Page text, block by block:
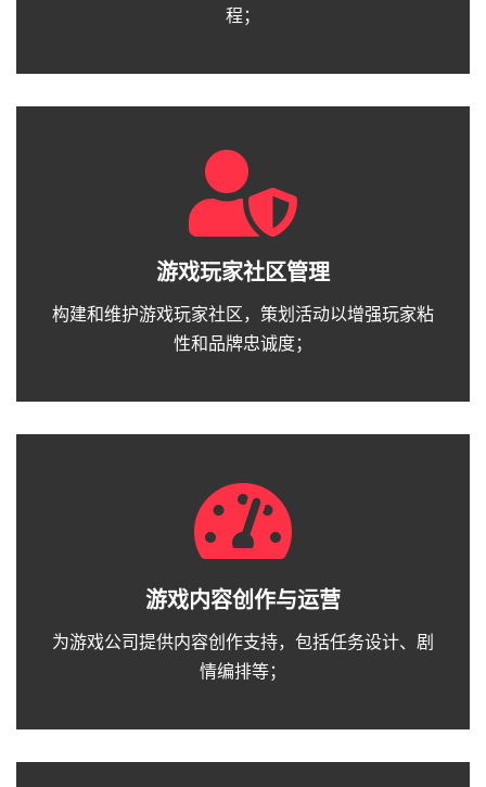
程；
游戏玩家社区管理
构建和维护游戏玩家社区，策划活动以增强玩家粘
性和品牌忠诚度；
游戏内容创作与运营
为游戏公司提供内容创作支持，包括任务设计、剧
情编排等；